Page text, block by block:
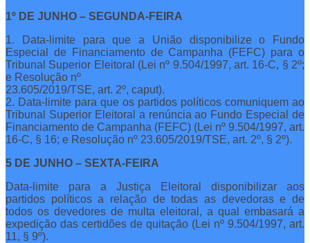
1º DE JUNHO – SEGUNDA-FEIRA
1. Data-limite para que a União disponibilize o Fundo
Especial de Financiamento de Campanha (FEFC) para o
Tribunal Superior Eleitoral (Lei nº 9.504/1997, art. 16-C, § 2º;
e Resolução nº
23.605/2019/TSE, art. 2º, caput).
2. Data-limite para que os partidos políticos comuniquem ao
Tribunal Superior Eleitoral a renúncia ao Fundo Especial de
Financiamento de Campanha (FEFC) (Lei nº 9.504/1997, art.
16-C, § 16; e Resolução nº 23.605/2019/TSE, art. 2º, § 2º).
5 DE JUNHO – SEXTA-FEIRA
Data-limite para a Justiça Eleitoral disponibilizar aos
partidos políticos a relação de todas as devedoras e de
todos os devedores de multa eleitoral, a qual embasará a
expedição das certidões de quitação (Lei nº 9.504/1997, art.
11, § 9º).